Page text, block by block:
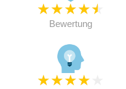
★★★★★
Bewertung
★★★★